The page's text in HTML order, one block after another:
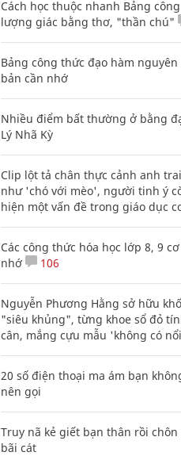
Cách học thuộc nhanh Bảng
lượng giác bằng thơ, "thần chú"
Bảng công thức đạo hàm
bản cần nhớ
Nhiều điểm bất thường ở bằng
Lý Nhã Kỳ
Clip lột tả chân thực cảnh anh
như 'chó với mèo', người tinh ý
hiện một vấn đề trong giáo dục
Các công thức hóa học lớp 8, 9
nhớ
106
Nguyễn Phương Hằng sở hữu
"siêu khủng", từng khoe sổ đỏ
cân, mắng cựu mẫu 'không có
20 số điện thoại ma ám bạn
nên gọi
Truy nã kẻ giết bạn thân rồi
bãi cát